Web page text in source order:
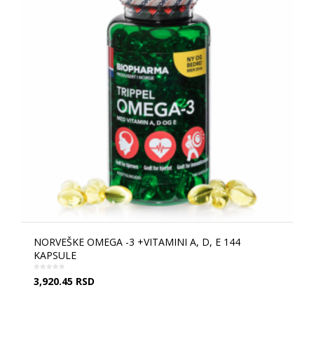
NORVEŠKE OMEGA -3 +VITAMINI A, D, E 144
KAPSULE
3,920.45 RSD